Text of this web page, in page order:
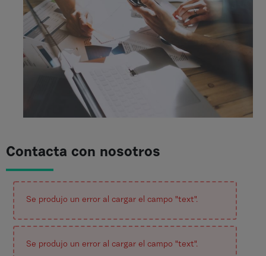
Contacta con nosotros
Se produjo un error al cargar el campo "text".
Se produjo un error al cargar el campo "text".